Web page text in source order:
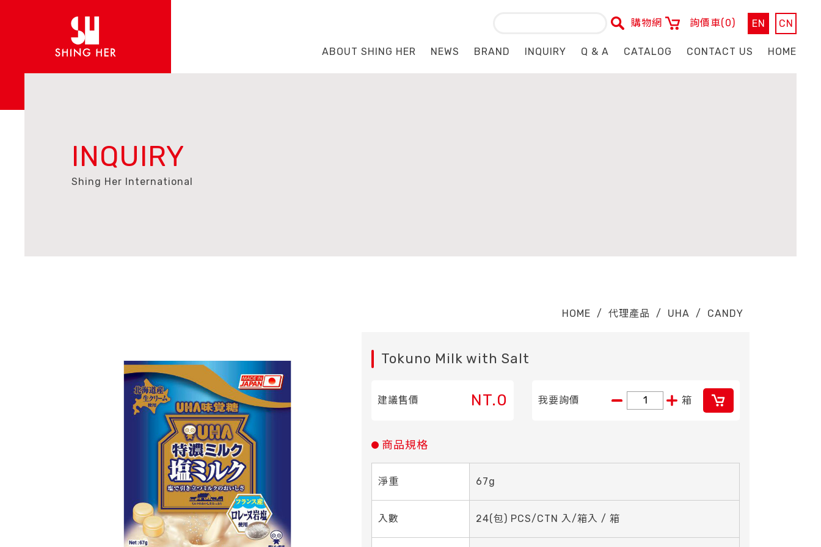
購物網 詢價車(0) EN CN
ABOUT SHING HER NEWS BRAND INQUIRY Q & A CATALOG CONTACT US HOME
INQUIRY
Shing Her International
HOME / 代理產品 / UHA / CANDY
Tokuno Milk with Salt
建議售價 NT.0 我要詢價 箱
商品規格
淨重 67g
入數 24(包) PCS/CTN 入/箱入 / 箱